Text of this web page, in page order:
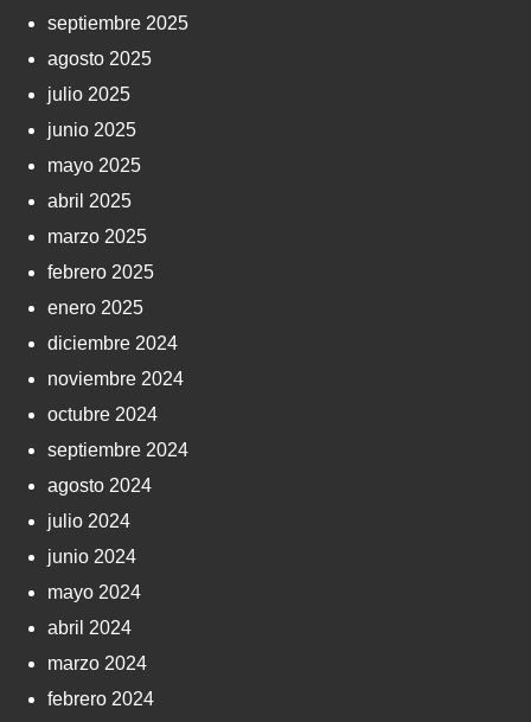
septiembre 2025
agosto 2025
julio 2025
junio 2025
mayo 2025
abril 2025
marzo 2025
febrero 2025
enero 2025
diciembre 2024
noviembre 2024
octubre 2024
septiembre 2024
agosto 2024
julio 2024
junio 2024
mayo 2024
abril 2024
marzo 2024
febrero 2024